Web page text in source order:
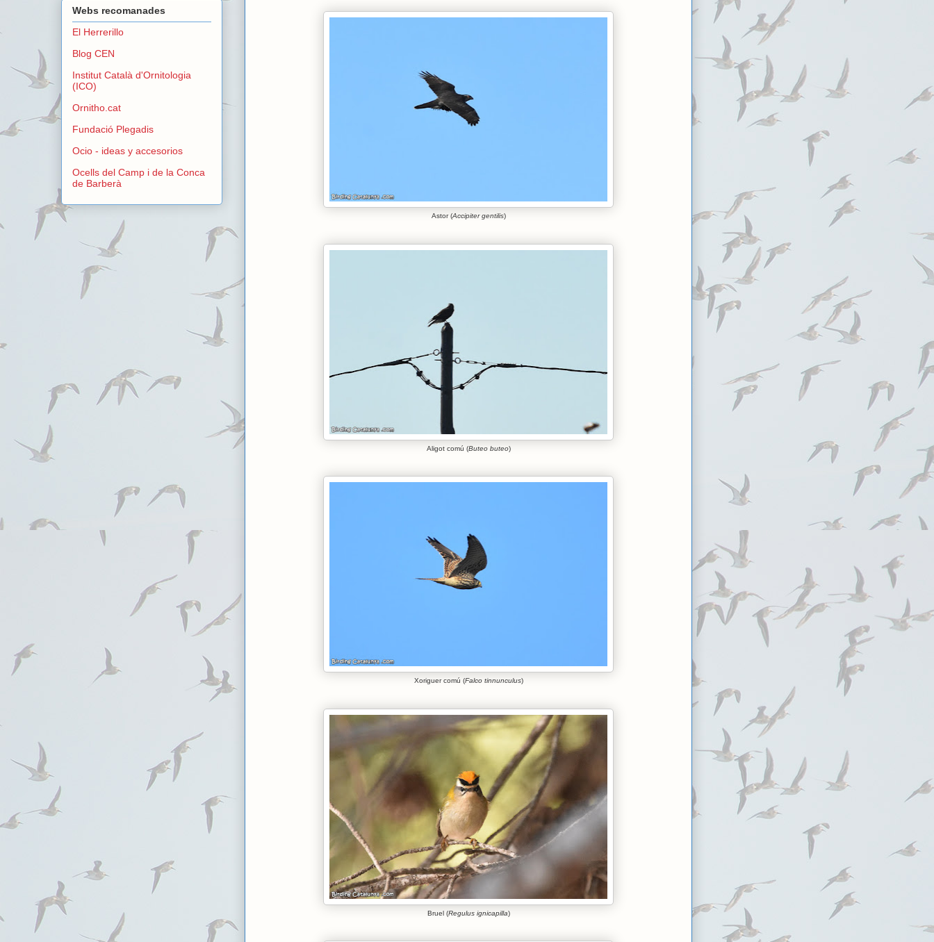
Astor (Accipiter gentilis)
Aligot comú (Buteo buteo)
Xoriguer comú (Falco tinnunculus)
Bruel (Regulus ignicapilla)
Webs recomanades
El Herrerillo
Blog CEN
Institut Català d'Ornitologia
(ICO)
Ornitho.cat
Fundació Plegadis
Ocio - ideas y accesorios
Ocells del Camp i de la Conca
de Barberà